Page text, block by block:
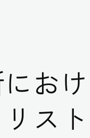
お
スト